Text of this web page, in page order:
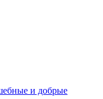
и добрые